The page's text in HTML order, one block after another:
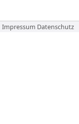
Impressum Datenschutz